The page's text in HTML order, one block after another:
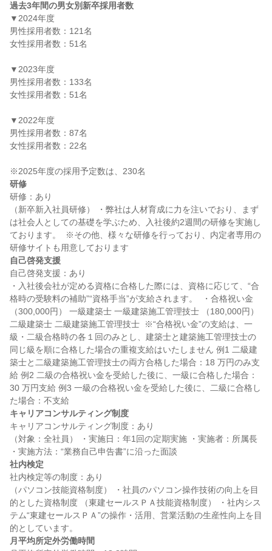
過去3年間の男女別新卒採用者数
▼2024年度
男性採用者数：121名
女性採用者数：51名
▼2023年度
男性採用者数：133名
女性採用者数：51名
▼2022年度
男性採用者数：87名
女性採用者数：22名
研修
研修：あり
（新卒新入社員研修） ・弊社は人材育成に力を注いでおり、まず
は社会人としての基礎を学ぶため、入社後約2週間の研修を実施し
ております。  ※その他、様々な研修を行っており、内定者専用の
自己啓発支援
自己啓発支援：あり
・入社後会社が定める資格に合格した際には、資格に応じて、“合
格時の受験料の補助”“資格手当”が支給されます。  ・合格祝い金
（300,000円） 一級建築士 一級建築施工管理技士 （180,000円）
二級建築士 二級建築施工管理技士  ※“合格祝い金”の支給は、一
級・二級合格時の各１回のみとし、建築士と建築施工管理技士の
同じ級を順に合格した場合の重複支給はいたしません 例1 二級建
築士と二級建築施工管理技士の両方合格した場合：18 万円のみ支
給 例2 二級の合格祝い金を受給した後に、一級に合格した場合：
30 万円支給 例3 一級の合格祝い金を受給した後に、二級に合格し
キャリアコンサルティング制度
キャリアコンサルティング制度：あり
（対象：全社員） ・実施日：年1回の定期実施 ・実施者：所属長
社内検定
社内検定等の制度：あり
（パソコン技能資格制度） ・社員のパソコン操作技術の向上を目
的とした資格制度 （東建セールスＰＡ技能資格制度） ・社内シス
テム“東建セールスＰＡ”の操作・活用、営業活動の生産性向上を目
月平均所定外労働時間